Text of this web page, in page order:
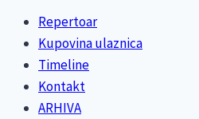
Repertoar
Kupovina ulaznica
Timeline
Kontakt
ARHIVA